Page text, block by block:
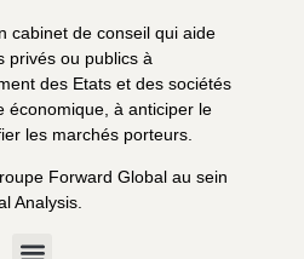
cabinet de conseil qui aide
privés ou publics à
des Etats et des sociétés
économique, à anticiper le
les marchés porteurs.
Forward Global au sein
Analysis.